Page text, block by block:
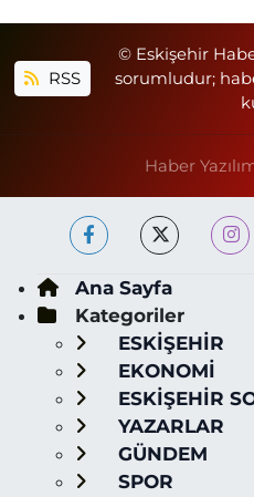
RSS
© Eskişehir
sorumludur;
Haber
Ana Sayfa
Kategoriler
ESKİŞEHİR
EKONOMİ
ESKİŞEHİR
YAZARLAR
GÜNDEM
SPOR